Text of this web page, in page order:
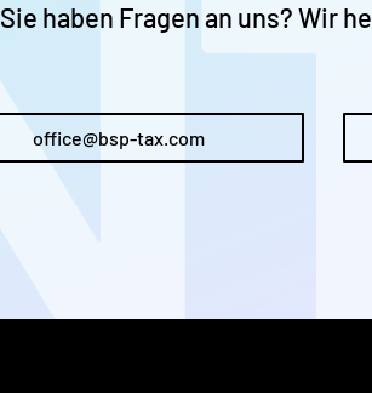
Sie haben Fragen an uns? Wir
office@bsp-tax.com